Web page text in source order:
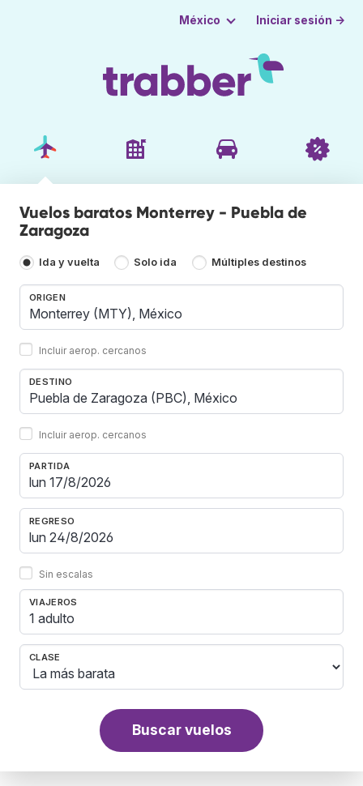
México Iniciar sesión →
Vuelos baratos Monterrey - Puebla de
Zaragoza
Ida y vuelta Solo ida Múltiples destinos
ORIGEN
Incluir aerop. cercanos
DESTINO
Incluir aerop. cercanos
PARTIDA
REGRESO
Sin escalas
VIAJEROS
1 adulto
CLASE
Buscar vuelos